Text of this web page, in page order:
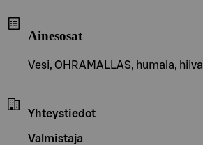
Ainesosat
Vesi, OHRAMALLAS, humala, hiiva
Yhteystiedot
Valmistaja